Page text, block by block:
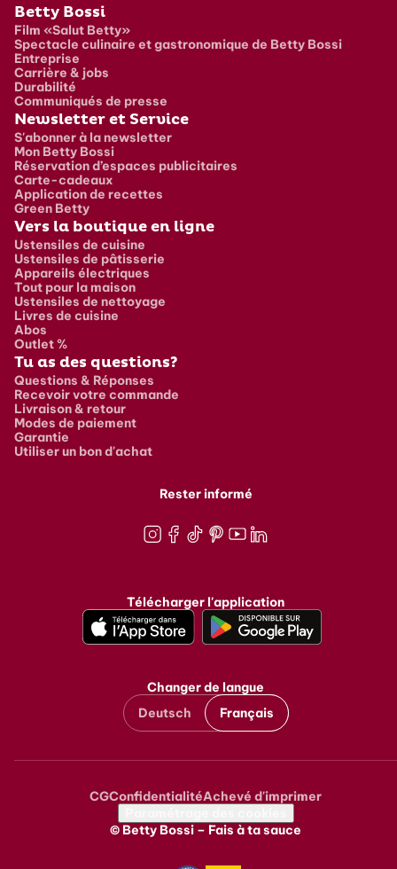
Pied de page
Betty Bossi
Film «Salut Betty»
Spectacle culinaire et gastronomique de Betty Bossi
Entreprise
Carrière & jobs
Durabilité
Communiqués de presse
Newsletter et Service
S'abonner à la newsletter
Mon Betty Bossi
Réservation d’espaces publicitaires
Carte-cadeaux
Application de recettes
Green Betty
Vers la boutique en ligne
Ustensiles de cuisine
Ustensiles de pâtisserie
Appareils électriques
Tout pour la maison
Ustensiles de nettoyage
Livres de cuisine
Abos
Outlet %
Tu as des questions?
Questions & Réponses
Recevoir votre commande
Livraison & retour
Modes de paiement
Garantie
Utiliser un bon d'achat
Rester informé
Télécharger l'application
Changer de langue
Deutsch
Français
Metanavigation
CGConfidentialitéAchevé d'imprimer
© Betty Bossi – Fais à ta sauce